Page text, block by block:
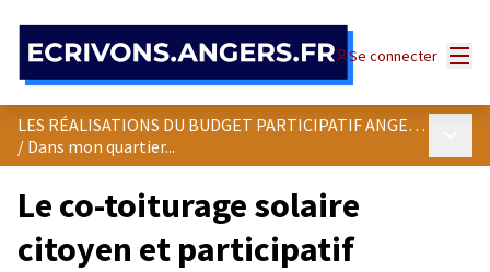
Se connecter
LES RÉALISATIONS DU BUDGET PARTICIPATIF ANGEVIN
/ Dans mon quartier...
Le co-toiturage solaire
citoyen et participatif